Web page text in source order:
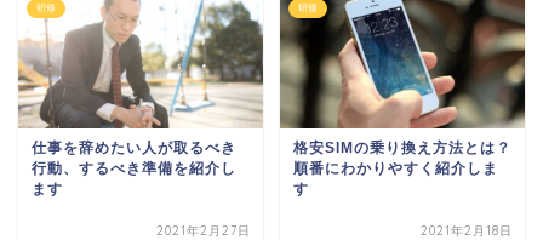
研修
仕事を辞めたい人が取るべき
行動、するべき準備を紹介し
ます
2021年2月27日
研修
格安SIMの乗り換え方法とは？
順番にわかりやすく紹介しま
す
2021年2月18日